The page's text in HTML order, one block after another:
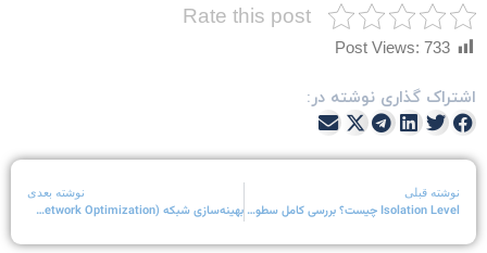
Rate this post
Post Views: 733
گذاری نوشته در:
نوشته قبلی
Isolation Level چیست؟ بررسی کامل سطوح ایزولیشن در پایگاه‌داده‌ها
نوشته بعدی
بهینه‌سازی شبکه (Network Optimization): چگونه عملکرد شبکه را بهبود دهیم؟